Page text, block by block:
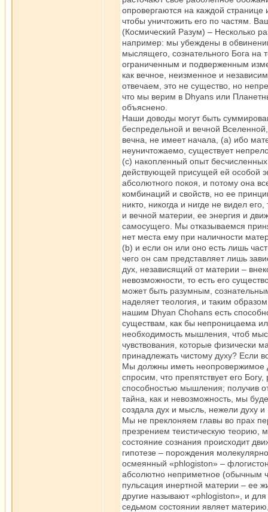
опровергаются на каждой странице
чтобы уничтожить его по частям.
(Космический Разум) – Несколько
например: мы убеждены в
мыслящего, сознательного Бога
ограниченным и подверженным
как вечное, неизменное и
отвечаем, это не существо, но
что мы верим в Dhyans или
объяснено.
Наши доводы могут быть
беспредельной и вечной
вечна, не имеет начала, (a) ибо
неуничтожаемо, существует
(c) накопленный опыт
действующей присущей ей особой
абсолютного покоя, и потому она
комбинаций и свойств, но ее
никто, никогда и нигде не видел
и вечной материи, ее энергия и
самосущего. Мы отказываемся
нет места ему при наличности
(b) и если он или оно есть лишь
чего он сам представляет лишь
дух, независящий от материи –
невозможности, то есть его
может быть разумным,
наделяет теология, и таким
нашим Dhyan Chohans есть
существам, как бы непроницаема
необходимость мышления, чтоб
чувствования, которые физически
принадлежать чистому духу? Если
Мы должны иметь неопровержимое
спросим, что препятствует его
способностью мышления; получив
тайна, как и невозможность, мы
создала дух и мысль, нежели духу
Мы не преклоняем главы во прах
презрением теистическую теорию,
состояние сознания происходит
гипотезе – порождения
осмеянный «phlogiston» –
абсолютно неприметное (обычным
пульсация инертной материи – ее
другие называют «phlogiston», и
седьмом состоянии являет